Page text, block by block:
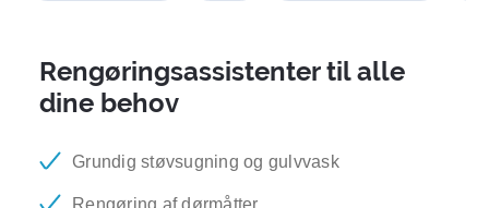
Rengøringsassistenter til alle
dine behov
Grundig støvsugning og gulvvask
Rengøring af dørmåtter